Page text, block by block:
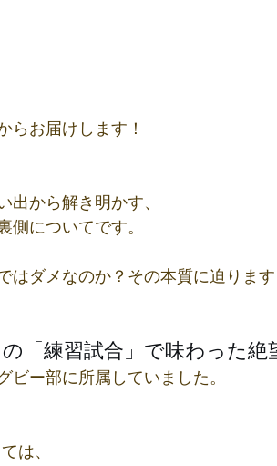
らお届けします！
出から解き明かす、
側についてです。
はダメなのか？その本質に迫りま
「練習試合」で味わった絶
ー部に所属していました。
は、